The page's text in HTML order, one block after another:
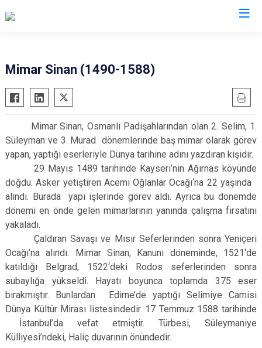
Mimar Sinan (1490-1588)
Mimar Sinan, Osmanlı Padişahlarından olan 2. Selim, 1.
Süleyman ve 3. Murad dönemlerinde baş mimar olarak görev
yapan, yaptığı eserleriyle Dünya tarihine adını yazdıran kişidir.
29 Mayıs 1489 tarihinde Kayseri’nin Ağırnas köyünde
doğdu. Asker yetiştiren Acemi Oğlanlar Ocağı‘na 22 yaşında
alındı. Burada yapı işlerinde görev aldı. Ayrıca bu dönemde
dönemi en önde gelen mimarlarının yanında çalışma fırsatını
yakaladı.
Çaldıran Savaşı ve Mısır Seferlerinden sonra Yeniçeri
Ocağı’na alındı. Mimar Sinan, Kanuni döneminde, 1521‘de
katıldığı Belgrad, 1522‘deki Rodos seferlerinden sonra
subaylığa yükseldi. Hayatı boyunca toplamda 375 eser
bırakmıştır. Bunlardan Edirne’de yaptığı Selimiye Camisi
Dünya Kültür Mirası listesindedir. 17 Temmuz 1588 tarihinde
İstanbul’da vefat etmiştir. Türbesi, Süleymaniye
Külliyesi’ndeki, Haliç duvarının önündedir.